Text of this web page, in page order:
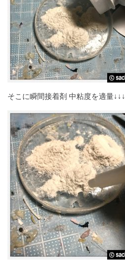
そこに瞬間接着剤 中粘度を適量↓↓↓